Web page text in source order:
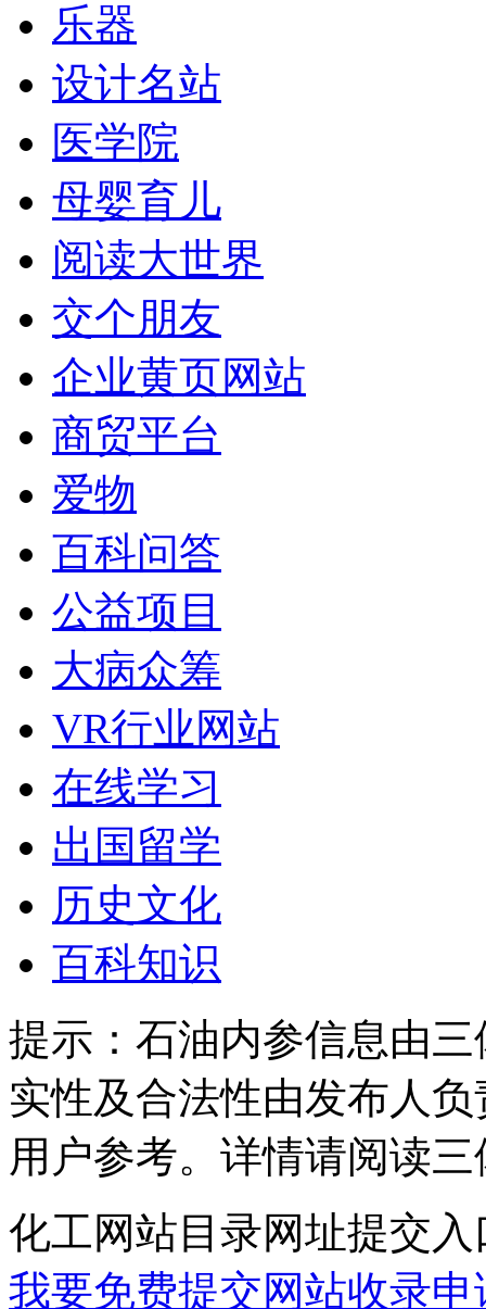
乐器
设计名站
医学院
母婴育儿
阅读大世界
交个朋友
企业黄页网站
商贸平台
爱物
百科问答
公益项目
大病众筹
VR行业网站
在线学习
出国留学
历史文化
百科知识
提示： 石油内参信息由
实性及合法性由发布人
用户参考。详情请阅读
化工网站目录网址提交入
我要免费提交网站收录申